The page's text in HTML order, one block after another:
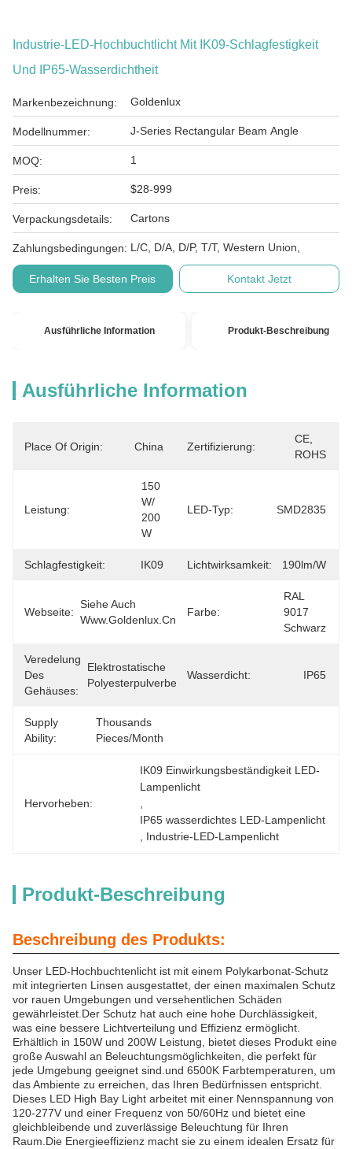
Industrie-LED-Hochbuchtlicht Mit IK09-Schlagfestigkeit
Und IP65-Wasserdichtheit
Markenbezeichnung: Goldenlux
Modellnummer: J-Series Rectangular Beam Angle
MOQ: 1
Preis: $28-999
Verpackungsdetails: Cartons
Zahlungsbedingungen: L/C, D/A, D/P, T/T, Western Union,
Erhalten Sie Besten Preis Kontakt Jetzt
Ausführliche Information Produkt-Beschreibung
Ausführliche Information
Place Of Origin: China Zertifizierung:
CE,
ROHS
Leistung:
150
W/
200
W
LED-Typ: SMD2835
Schlagfestigkeit: IK09 Lichtwirksamkeit: 190lm/w
Webseite:
Siehe Auch
Www.goldenlux.cn
Farbe:
RAL
9017
Schwarz
Veredelung
Des
Gehäuses:
Elektrostatische
Polyesterpulverbeschichtung
Wasserdicht: IP65
Supply
Ability:
Thousands
Pieces/Month
Hervorheben:
IK09 Einwirkungsbeständigkeit LED-
Lampenlicht
IP65 wasserdichtes LED-Lampenlicht
Industrie-LED-Lampenlicht
Produkt-Beschreibung
Beschreibung des Produkts:
Unser LED-Hochbuchtenlicht ist mit einem Polykarbonat-Schutz
mit integrierten Linsen ausgestattet, der einen maximalen Schutz
vor rauen Umgebungen und versehentlichen Schäden
gewährleistet.Der Schutz hat auch eine hohe Durchlässigkeit,
was eine bessere Lichtverteilung und Effizienz ermöglicht.
Erhältlich in 150W und 200W Leistung, bietet dieses Produkt eine
große Auswahl an Beleuchtungsmöglichkeiten, die perfekt für
jede Umgebung geeignet sind.und 6500K Farbtemperaturen, um
das Ambiente zu erreichen, das Ihren Bedürfnissen entspricht.
Dieses LED High Bay Light arbeitet mit einer Nennspannung von
120-277V und einer Frequenz von 50/60Hz und bietet eine
gleichbleibende und zuverlässige Beleuchtung für Ihren
Raum.Die Energieeffizienz macht sie zu einem idealen Ersatz für